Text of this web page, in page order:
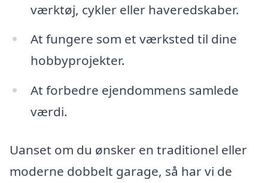
værktøj, cykler eller haveredskaber.
At fungere som et værksted til dine
hobbyprojekter.
At forbedre ejendommens samlede
værdi.
Uanset om du ønsker en traditionel eller
moderne dobbelt garage, så har vi de